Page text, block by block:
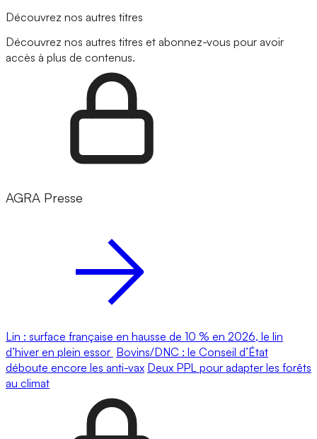
Découvrez nos autres titres
Découvrez nos autres titres et abonnez-vous pour avoir
accès à plus de contenus.
AGRA Presse
Lin : surface française en hausse de 10 % en 2026, le lin
d’hiver en plein essor Bovins/DNC : le Conseil d’État
déboute encore les anti-vax Deux PPL pour adapter les forêts
au climat